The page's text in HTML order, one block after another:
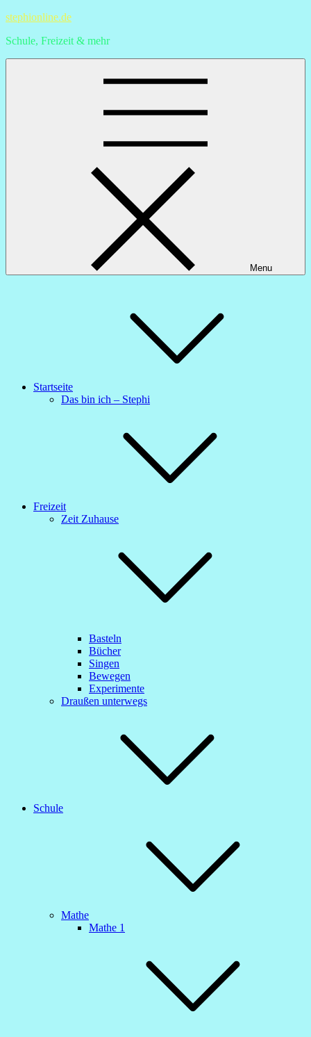
Skip
content
stephionline.de
Schule, Freizeit & mehr
Menu
Startseite
Das bin ich – Stephi
Freizeit
Zeit Zuhause
Basteln
Bücher
Singen
Bewegen
Experimente
Draußen unterwegs
Schule
Mathe
Mathe 1